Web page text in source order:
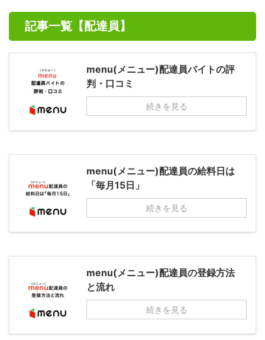
記事一覧【配達員】
menu(メニュー)配達員バイトの評
判・口コミ
続きを見る
menu(メニュー)配達員の給料日は
「毎月15日」
続きを見る
menu(メニュー)配達員の登録方法
と流れ
続きを見る